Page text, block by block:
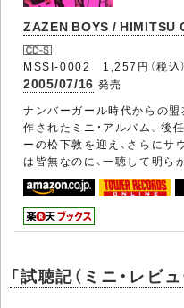
ZAZEN BOYS / HIMITSU
MSSI-0002 1,257円（税込）
2005/07/16 発売
ナンバーガール時代からの
作されたミニ・アルバム。後
ーの松下敦を迎え、さらにサ
は皆無なのに、一聴して明
「試聴記（ミニ・レビ